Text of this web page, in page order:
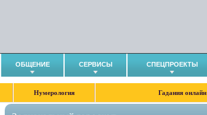
ОБЩЕНИЕ СЕРВИСЫ СПЕЦПРОЕКТЫ
Нумерология Гадания онлайн